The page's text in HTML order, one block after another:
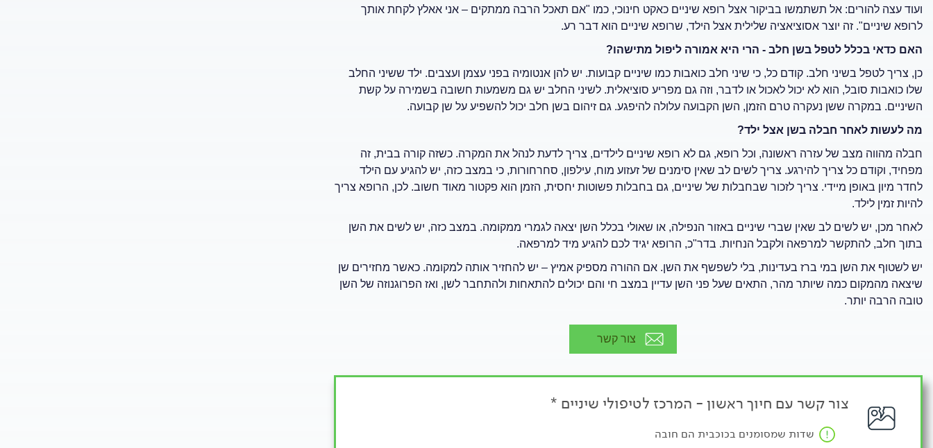
ועוד עצה להורים: אל תשתמשו בביקור אצל רופא שיניים כאקט חינוכי, כמו "אם תאכל הרבה ממתקים – אני אאלץ לקחת אותך
לרופא שיניים". זה יוצר אסוציאציה שלילית אצל הילד, שרופא שיניים הוא דבר רע.
האם כדאי בכלל לטפל בשן חלב - הרי היא אמורה ליפול מתישהו?
כן, צריך לטפל בשיני חלב. קודם כל, כי שיני חלב כואבות כמו שיניים קבועות. יש להן אנטומיה בפני עצמן ועצבים. ילד ששיני החלב
שלו כואבות סובל, הוא לא יכול לאכול או לדבר, וזה גם מפריע סוציאלית. לשיני החלב יש גם משמעות חשובה בשמירה על קשת
השיניים. במקרה ששן נעקרה טרם הזמן, השן הקבועה עלולה להיפגע. גם זיהום בשן חלב יכול להשפיע על שן קבועה.
מה לעשות לאחר חבלה בשן אצל ילד?
חבלה מהווה מצב של עזרה ראשונה, וכל רופא, גם לא רופא שיניים לילדים, צריך לדעת לנהל את המקרה. כשזה קורה בבית, זה
מפחיד, וקודם כל צריך להירגע. צריך לשים לב שאין סימנים של זעזוע מוח, עילפון, סחרחורות, כי במצב כזה, יש להגיע עם הילד
לחדר מיון באופן מיידי. צריך לזכור שבחבלות של שיניים, גם בחבלות פשוטות יחסית, הזמן הוא פקטור מאוד חשוב. לכן, הרופא צריך
להיות זמין לילד.
לאחר מכן, יש לשים לב שאין שברי שיניים באזור הנפילה, או שאולי בכלל השן יצאה לגמרי ממקומה. במצב כזה, יש לשים את השן
בתוך חלב, להתקשר למרפאה ולקבל הנחיות. בדר"כ, הרופא יגיד לכם להגיע מיד למרפאה.
יש לשטוף את השן במי ברז בעדינות, בלי לשפשף את השן. אם ההורה מספיק אמיץ – יש להחזיר אותה למקומה. כאשר מחזירים שן
שיצאה מהמקום כמה שיותר מהר, התאים שעל פני השן עדיין במצב חי והם יכולים להתאחות ולהתחבר לשן, ואז הפרוגנוזה של השן
טובה הרבה יותר.
צור קשר
צור קשר עם חיוך ראשון - המרכז לטיפולי שיניים *
שדות שמסומנים בכוכבית הם חובה